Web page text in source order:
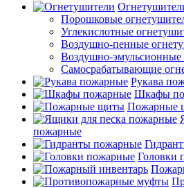
Порошковые
Углекислотные
Воздушно-пенные
Воздушно-
Самосрабатывающие
Рукава
Шкафы
Пожарные
пожарные
Головки